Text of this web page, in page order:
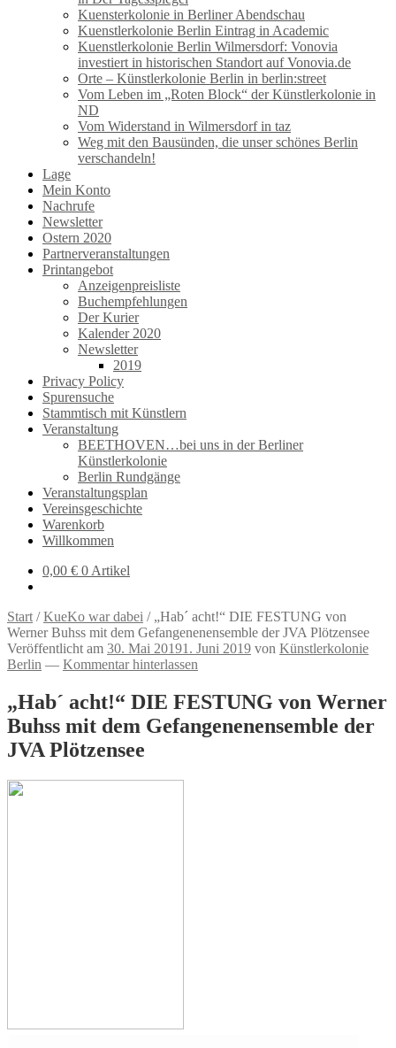
Kuensterkolonie in Berliner Abendschau
Kuenstlerkolonie Berlin Eintrag in Academic
Kuenstlerkolonie Berlin Wilmersdorf: Vonovia
investiert in historischen Standort auf Vonovia.de
Orte – Künstlerkolonie Berlin in berlin:street
Vom Leben im „Roten Block“ der Künstlerkolonie in
ND
Vom Widerstand in Wilmersdorf in taz
Weg mit den Bausünden, die unser schönes Berlin
verschandeln!
Lage
Mein Konto
Nachrufe
Newsletter
Ostern 2020
Partnerveranstaltungen
Printangebot
Anzeigenpreisliste
Buchempfehlungen
Der Kurier
Kalender 2020
Newsletter
2019
Privacy Policy
Spurensuche
Stammtisch mit Künstlern
Veranstaltung
BEETHOVEN…bei uns in der Berliner
Künstlerkolonie
Berlin Rundgänge
Veranstaltungsplan
Vereinsgeschichte
Warenkorb
Willkommen
0,00 € 0 Artikel
Start /KueKo war dabei / „Hab´ acht!“ DIE FESTUNG von
Werner Buhss mit dem Gefangenenensemble der JVA Plötzensee
Veröffentlicht am 30. Mai 20191. Juni 2019 von Künstlerkolonie
Berlin — Kommentar hinterlassen
„Hab´ acht!“ DIE FESTUNG von Werner
Buhss mit dem Gefangenenensemble der
JVA Plötzensee